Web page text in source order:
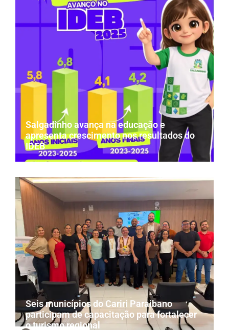
Salgadinho avança na educação e
apresenta crescimento nos resultados do
IDEB
Seis municípios do Cariri Paraibano
participam de capacitação para fortalecer
o turismo regional